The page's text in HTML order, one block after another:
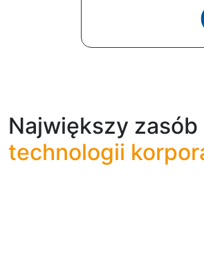
Największy
technologii